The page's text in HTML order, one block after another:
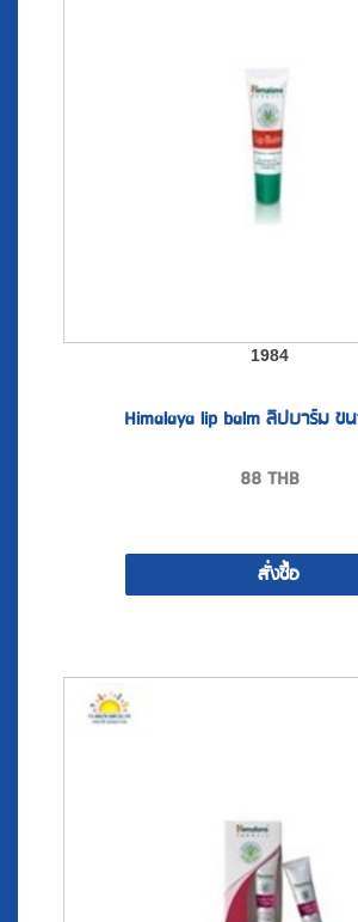
1984
Himalaya lip balm ลิปบาร์ม ข
88THB
สั่งซื้อ